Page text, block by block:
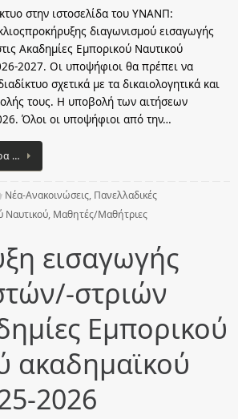
στην ιστοσελίδα του ΥΝΑΝΠ:
διαγωνισμού εισαγωγής
Ακαδημίες Εμπορικού Ναυτικού
2027. Οι υποψήφιοι θα πρέπει να
σχετικά με τα δικαιολογητικά και
τους. Η υποβολή των αιτήσεων
Όλοι οι υποψήφιοι από την…
…
Νέα-Ανακοινώσεις, Πανελλαδικές
Ναυτικού, Μαθητές/Μαθήτριες
εισαγωγής
στριών
Εμπορικού
ακαδημαϊκού
2026